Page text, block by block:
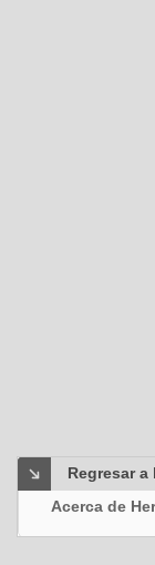
Regresar
Acerca de